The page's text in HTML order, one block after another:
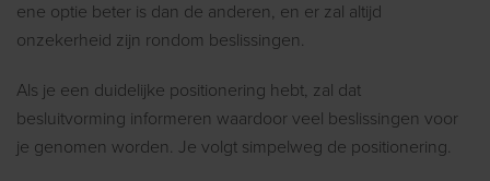
ene optie beter is dan de anderen, en er zal altijd
onzekerheid zijn rondom beslissingen.
Als je een duidelijke positionering hebt, zal dat
besluitvorming informeren waardoor veel beslissingen voor
je genomen worden. Je volgt simpelweg de positionering.